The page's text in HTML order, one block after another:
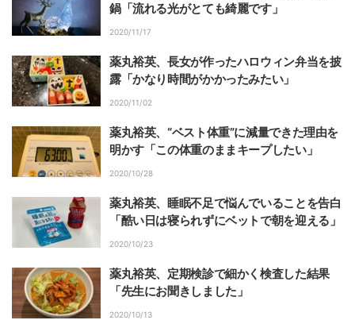
鍋「流れる光がとても綺麗です」
2020/11/17
薬丸裕英、長女が作ったハロウィン弁当を披
露「かなり時間がかかったみたい」
2020/11/02
薬丸裕英、“ベスト体重”に減量できた理由を
明かす「この体重のままキープしたい」
2020/10/28
薬丸裕英、睡眠不足で悩んでいることを告白
「酷い日は寝られずにベットで朝を迎える」
2020/10/23
薬丸裕英、定期検診で細かく検査した結果
「先生にお聞きしました」
2020/10/13